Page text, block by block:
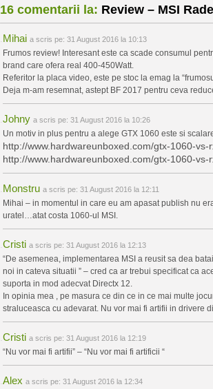
16 comentarii la: Review – MSI
Mihai a scris pe: 31 August 2016 la 10:13
Frumos review! Interesant este ca scade consumul
brand care ofera real 400-450Watt.
Referitor la placa video, este pe stoc la emag la
Deja m-am resemnat, astept BF 2017 pentru ceva
Johny a scris pe: 31 August 2016 la 10:26
Un motiv in plus pentru a alege GTX 1060 este si
http://www.hardwareunboxed.com/gtx-1060-vs-
http://www.hardwareunboxed.com/gtx-1060-
Monstru a scris pe: 31 August 2016 la 12:11
Mihai – in momentul in care eu am apasat publish nu
uratel…atat costa 1060-ul MSI.
Cristi a scris pe: 31 August 2016 la 12:13
“De asemenea, implementarea MSI a reusit sa dea
noi in cateva situatii ” – cred ca ar trebui specificat ca
suporta in mod adecvat Directx 12.
In opinia mea , pe masura ce din ce in ce mai multe
straluceasca cu adevarat. Nu vor mai fi artifii in drivere
Cristi a scris pe: 31 August 2016 la 12:19
“Nu vor mai fi artifii” – “Nu vor mai fi artificii “
Alex a scris pe: 31 August 2016 la 12:34